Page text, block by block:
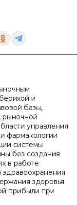
и
базы,
рыночной
управления
фармакологии
системы
без создания
в работе
здоровья
прибыли при